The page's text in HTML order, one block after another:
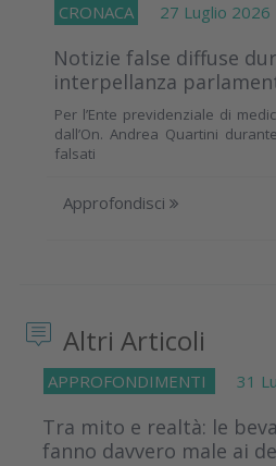
CRONACA 27 Luglio 2026
Notizie false diffuse
interpellanza
Per l’Ente previdenziale di
dall’On. Andrea Quartini
falsati
Approfondisci
Altri Articoli
APPROFONDIMENTI 31
Tra mito e realtà: le
fanno davvero male ai